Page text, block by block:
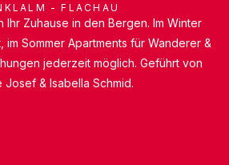
- FLACHAU
Ihr Zuhause in den Bergen. Im Winter
im Sommer Apartments für Wanderer &
jederzeit möglich. Geführt von
Josef & Isabella Schmid.